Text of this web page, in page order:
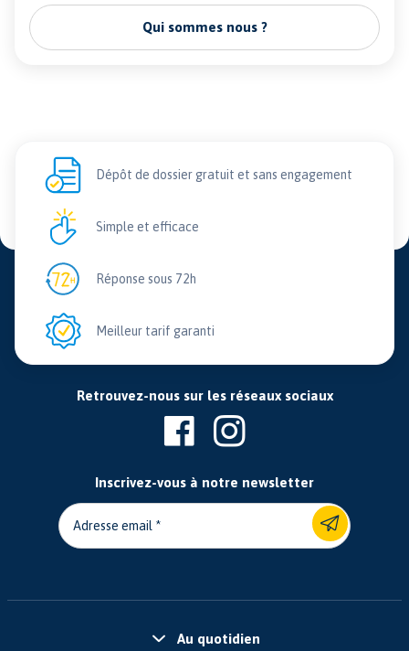
Qui sommes nous ?
Dépôt de dossier gratuit et sans engagement
Simple et efficace
Réponse sous 72h
Meilleur tarif garanti
Retrouvez-nous sur les réseaux sociaux
Inscrivez-vous à notre newsletter
Adresse email
Au quotidien